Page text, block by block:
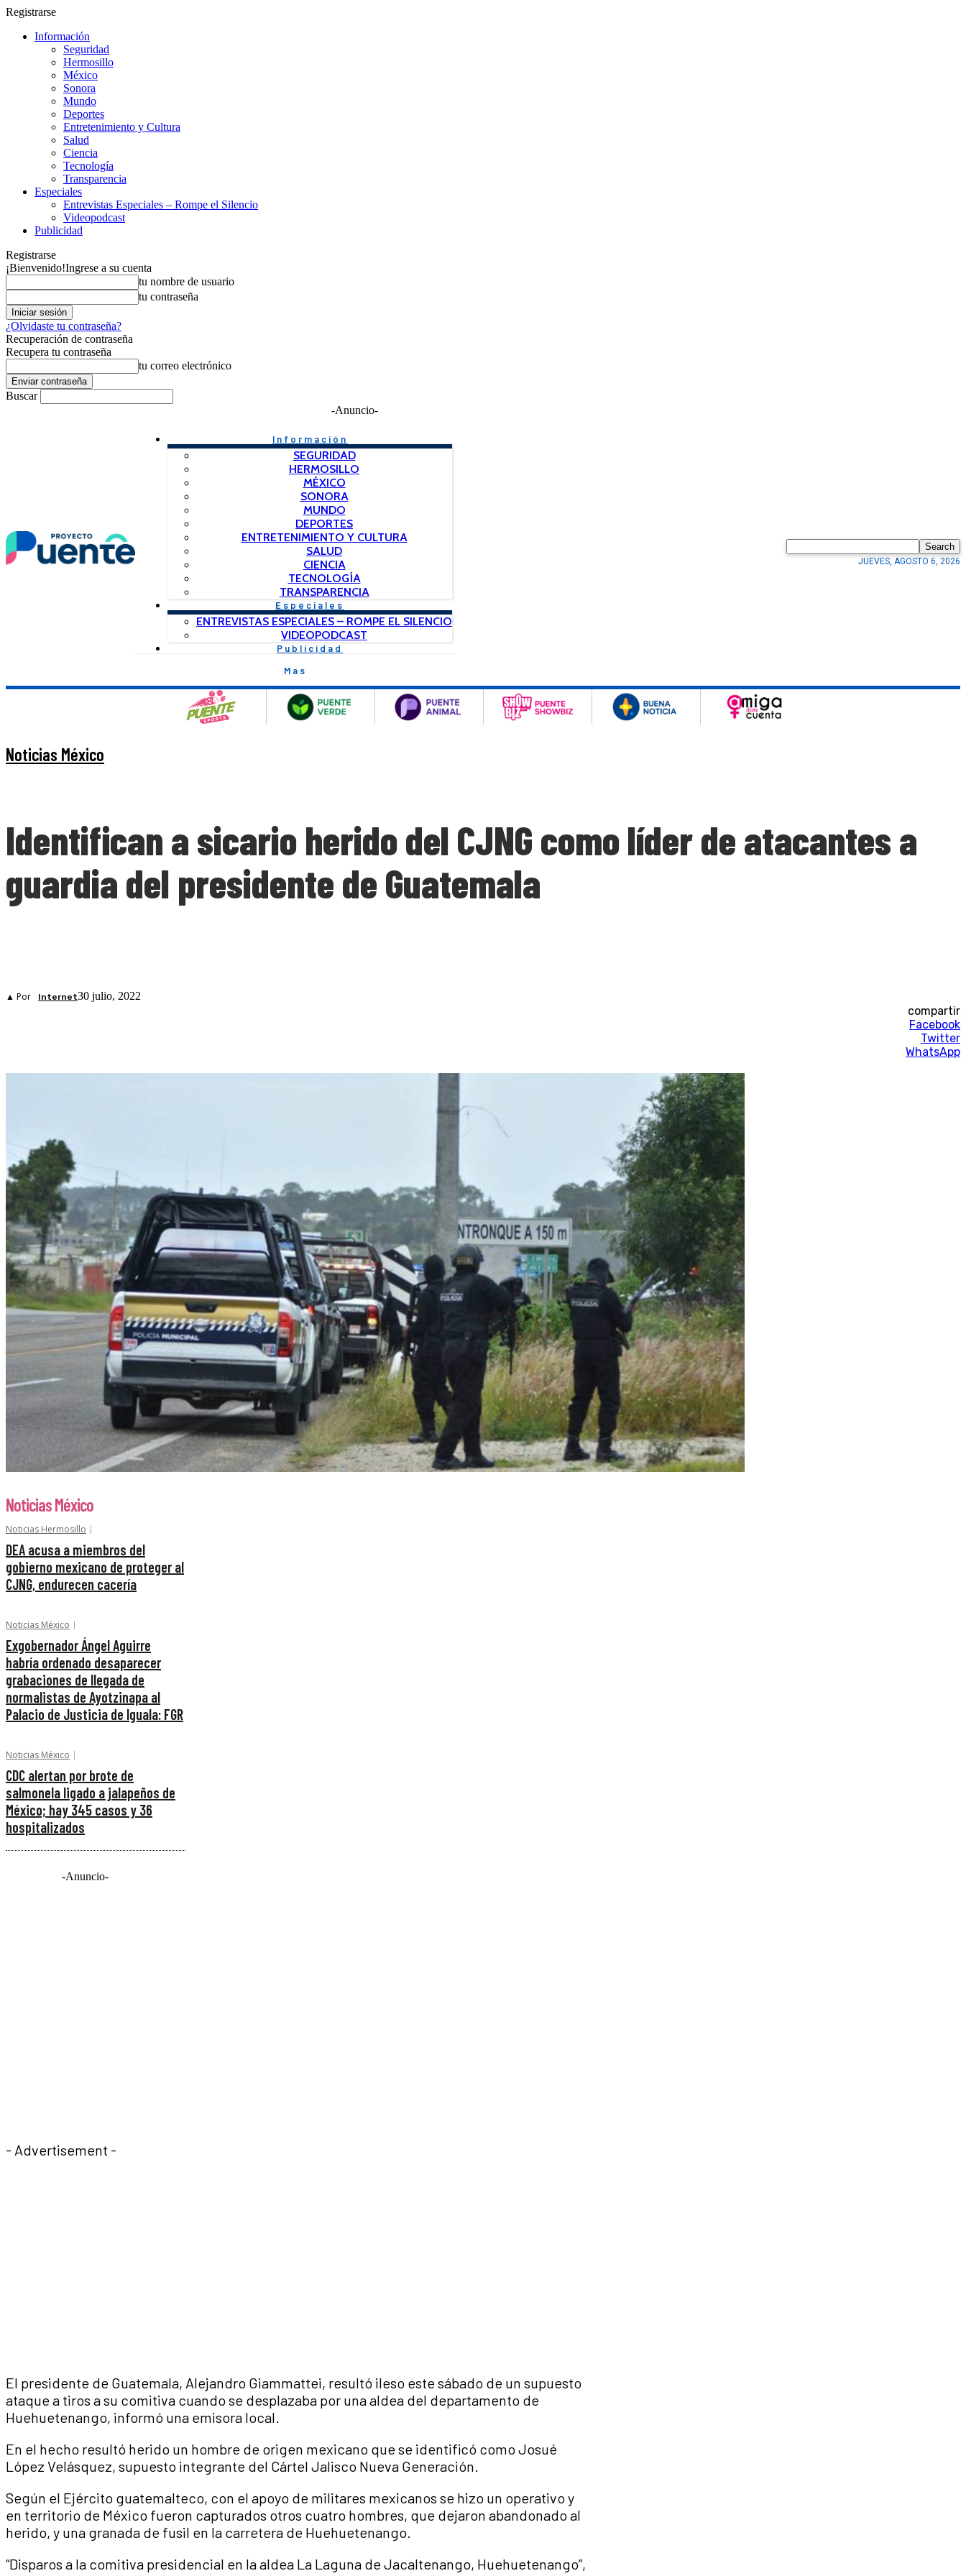
Registrarse
Información
Seguridad
Hermosillo
México
Sonora
Mundo
Deportes
Entretenimiento y Cultura
Salud
Ciencia
Tecnología
Transparencia
Especiales
Entrevistas Especiales – Rompe el Silencio
Videopodcast
Publicidad
Registrarse
¡Bienvenido!Ingrese a su cuenta
tu nombre de usuario
tu contraseña
¿Olvidaste tu contraseña?
Recuperación de contraseña
Recupera tu contraseña
tu correo electrónico
Buscar
-Anuncio-
Información
SEGURIDAD
HERMOSILLO
MÉXICO
SONORA
MUNDO
DEPORTES
ENTRETENIMIENTO Y CULTURA
SALUD
CIENCIA
TECNOLOGÍA
TRANSPARENCIA
Especiales
ENTREVISTAS ESPECIALES – ROMPE EL SILENCIO
VIDEOPODCAST
Publicidad
Mas
Search
JUEVES, AGOSTO 6, 2026
Noticias México
Identifican a sicario herido del CJNG como líder de atacantes a
guardia del presidente de Guatemala
▲ Por Internet30 julio, 2022
compartir
Facebook
Twitter
WhatsApp
Noticias México
Noticias Hermosillo
DEA acusa a miembros del
gobierno mexicano de proteger al
CJNG, endurecen cacería
Noticias México
Exgobernador Ángel Aguirre
habría ordenado desaparecer
grabaciones de llegada de
normalistas de Ayotzinapa al
Palacio de Justicia de Iguala: FGR
Noticias México
CDC alertan por brote de
salmonela ligado a jalapeños de
México; hay 345 casos y 36
hospitalizados
-Anuncio-
- Advertisement -
El presidente de Guatemala, Alejandro Giammattei, resultó ileso este sábado de un supuesto
ataque a tiros a su comitiva cuando se desplazaba por una aldea del departamento de
Huehuetenango, informó una emisora local.
En el hecho resultó herido un hombre de origen mexicano que se identificó como Josué
López Velásquez, supuesto integrante del Cártel Jalisco Nueva Generación.
Según el Ejército guatemalteco, con el apoyo de militares mexicanos se hizo un operativo y
en territorio de México fueron capturados otros cuatro hombres, que dejaron abandonado al
herido, y una granada de fusil en la carretera de Huehuetenango.
“Disparos a la comitiva presidencial en la aldea La Laguna de Jacaltenango, Huehuetenango”,